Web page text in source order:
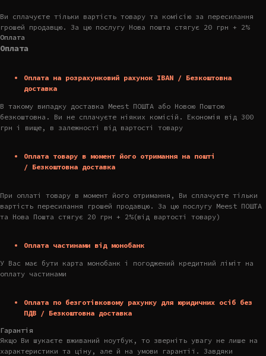
Ви сплачуєте тільки вартість товару та комісію за пересилання
грошей продавцю. За цю послугу Нова пошта стягує 20 грн + 2%
Оплата
Оплата
Оплата на розрахунковий рахунок IBAN / Безкоштовна
доставка
В такому випадку доставка Meest ПОШТА або Новою Поштою
безкоштовна. Ви не сплачуєте ніяких комісій. Економія від 300
грн і вище, в залежності від вартості товару
Оплата товару в момент його отримання на пошті
/ Безкоштовна доставка
При оплаті товару в момент його отримання, Ви сплачуєте тільки
вартість пересилання грошей продавцю. За цю послугу Meest ПОШТА
та Нова Пошта стягує 20 грн + 2%(від вартості товару)
Оплата частинами від монобанк
У Вас має бути карта монобанк і погоджений кредитний ліміт на
оплату частинами
Оплата по безготівковому рахунку для юридичних осіб без
ПДВ / Безкоштовна доставка
Гарантія
Якщо Ви шукаєте вживаний ноутбук, то зверніть увагу не лише на
характеристики та ціну, але й на умови гарантії. Завдяки